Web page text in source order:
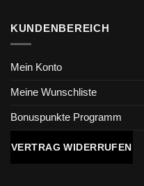
KUNDENBEREICH
Mein Konto
Meine Wunschliste
Bonuspunkte Programm
VERTRAG WIDERRUFEN